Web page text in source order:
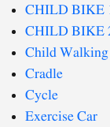
CHILD BIKE
CHILD BIKE
Child Walking
Cradle
Cycle
Exercise Car